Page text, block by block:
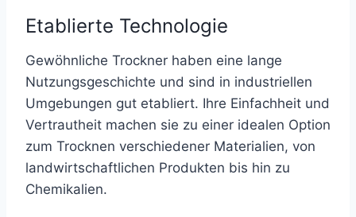
Etablierte Technologie
Gewöhnliche Trockner haben eine lange
Nutzungsgeschichte und sind in industriellen
Umgebungen gut etabliert. Ihre Einfachheit und
Vertrautheit machen sie zu einer idealen Option
zum Trocknen verschiedener Materialien, von
landwirtschaftlichen Produkten bis hin zu
Chemikalien.